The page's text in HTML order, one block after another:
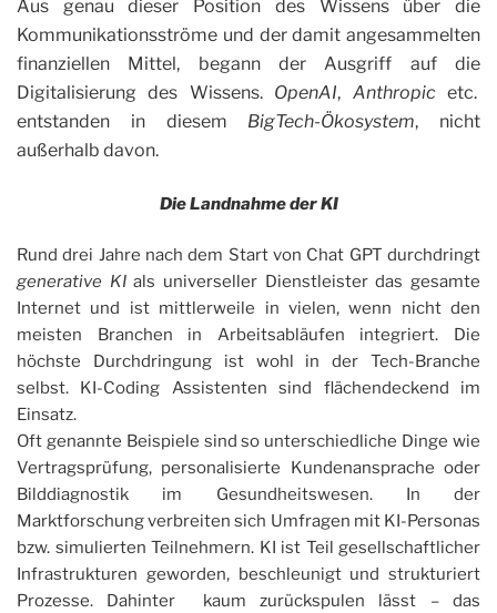
Aus genau dieser Position des Wissens über die
Kommunikationsströme und der damit angesammelten
finanziellen Mittel, begann der Ausgriff auf die
Digitalisierung des Wissens. OpenAI, Anthropicetc.
entstanden in diesem BigTech-Ökosystem, nicht
außerhalb davon.
Die Landnahme der KI
Rund drei Jahre nach dem Start von Chat GPT durchdringt
generative KIals universeller Dienstleister das gesamte
Internet und ist mittlerweile in vielen, wenn nicht den
meisten Branchen in Arbeitsabläufen integriert. Die
höchste Durchdringung ist wohl in der Tech-Branche
selbst. KI-Coding Assistenten sind flächendeckend im
Einsatz.
Oft genannte Beispiele sind so unterschiedliche Dinge wie
Vertragsprüfung, personalisierte Kundenansprache oder
Bilddiagnostik im Gesundheitswesen. In der
Marktforschung verbreiten sich Umfragen mit KI-Personas
bzw. simulierten Teilnehmern. KI ist Teil gesellschaftlicher
Infrastrukturen geworden, beschleunigt und strukturiert
Prozesse. Dahinter kaum zurückspulen lässt – das